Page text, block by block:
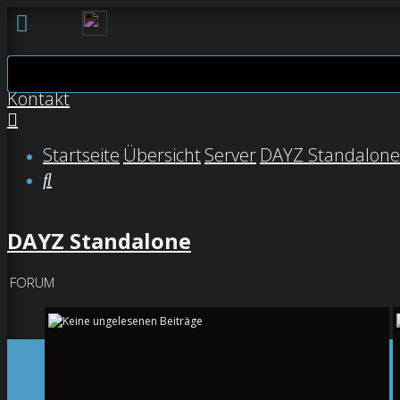
Registrieren
Themen
Kontakt
Startseite ÜbersichtServer DAYZ Standalone
Suche
DAYZ Standalone
FORUM